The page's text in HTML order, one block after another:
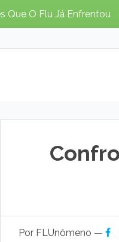
Que O Flu Já Enfrentou
Por FLUnômeno —